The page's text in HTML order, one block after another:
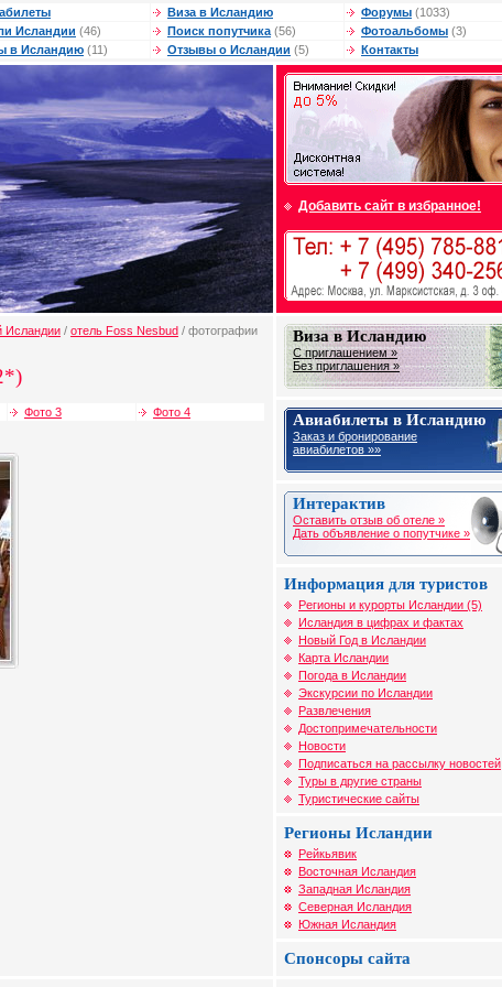
Виза в Исландию Форумы (1033)
Исландии (46) Поиск попутчика (56) Фотоальбомы (3)
в Исландию (11) Отзывы о Исландии (5) Контакты
Добавить сайт в избранное!
Исландии / отель Foss Nesbud / фотографии
Фото 3
Фото 4
Виза в Исландию
С приглашением »
Без приглашения »
Авиабилеты в Исландию
Заказ и бронирование
авиабилетов »»
Интерактив
Оставить отзыв об отеле »
Дать объявление о попутчике »
Информация для туристов
Регионы и курорты Исландии (5)
Исландия в цифрах и фактах
Новый Год в Исландии
Карта Исландии
Погода в Исландии
Экскурсии по Исландии
Развлечения
Достопримечательности
Новости
Подписаться на рассылку новостей
Туры в другие страны
Туристические сайты
Регионы Исландии
Рейкьявик
Восточная Исландия
Западная Исландия
Северная Исландия
Южная Исландия
Спонсоры сайта